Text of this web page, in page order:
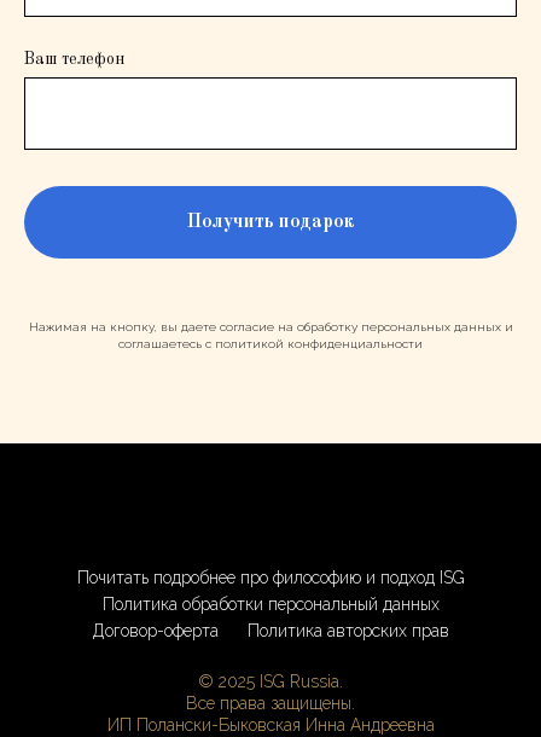
Ваш телефон
Получить подарок
Нажимая на кнопку, вы даете согласие на обработку персональных данных и
соглашаетесь c политикой конфиденциальности
Почитать подробнее про философию и подход ISG
Политика обработки персональный данных
Договор-оферта
Политика авторских прав
© 2025 ISG Russia.
Все права защищены.
ИП Полански-Быковская Инна Андреевна